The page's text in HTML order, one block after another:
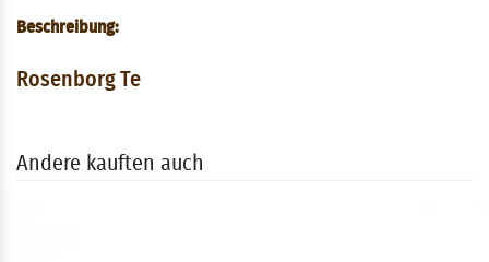
Beschreibung:
Rosenborg Te
Andere kauften auch